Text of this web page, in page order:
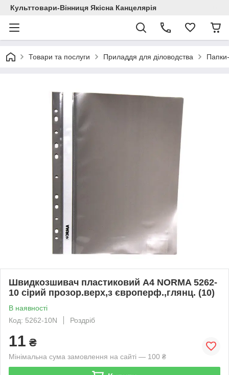
Культтовари-Вінниця Якісна Канцелярія
Товари та послуги Приладдя для діловодства
Швидкозшивач пластиковий А4 NORMA 5262-
10 сірий прозор.верх,з європерф.,глянц. (10)
В наявності
Код: 5262-10N
Роздріб
11 ₴
Мінімальна сума замовлення на сайті — 100 ₴